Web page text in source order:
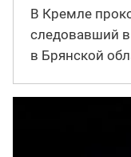
В Кремле
следовавший в
в Брянской